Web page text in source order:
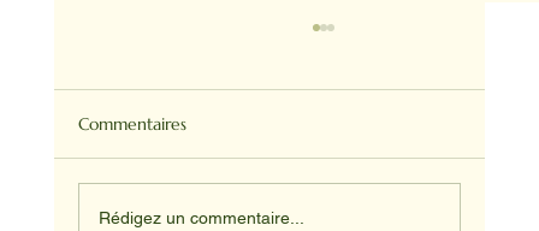
Commentaires
Rédigez un commentaire...